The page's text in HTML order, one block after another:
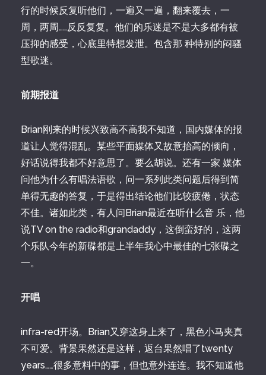
行的时候反复听他们，一遍又一遍，翻来覆去，一
周，两周……反反复复。他们的乐迷是不是大多都有被
压抑的感受，心底里特想发泄。包含那 种特别的闷骚
型歌迷。
前期报道
Brian刚来的时候兴致高不高我不知道，国内媒体的报
道让人觉得混乱。某些平面媒体又故意抬高的倾向，
好话说得我都不好意思了。要么胡说。还有一家 媒体
问他为什么有唱法语歌，问一系列此类问题后得到简
单得无趣的答复，于是得出结论他们比较疲倦，状态
不佳。诸如此类，有人问Brian最近在听什么音 乐，他
说TV on the radio和grandaddy，这倒蛮好的，这两
个乐队今年的新碟都是上半年我心中最佳的七张碟之
一。
开唱
infra-red开场。Brian又穿这身上来了，黑色小马夹真
不可爱。背景果然还是这样，返台果然唱了twenty
years……很多意料中的事，但也意外连连。我不知道他